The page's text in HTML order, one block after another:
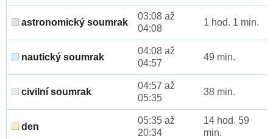
astronomický soumrak
03:08 až
04:08
1 hod. 1 min.
nautický soumrak
04:08 až
04:57
49 min.
civilní soumrak
04:57 až
05:35
38 min.
den
05:35 až
20:34
14 hod. 59
min.